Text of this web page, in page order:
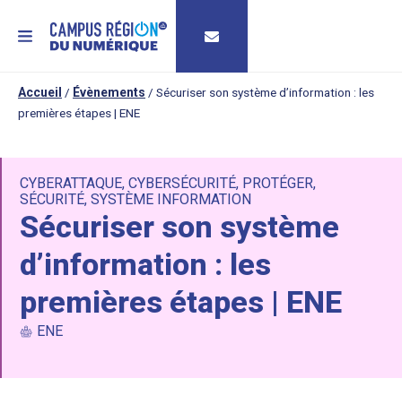
MENU
Accueil / Évènements / Sécuriser son système d’information : les
premières étapes | ENE
CYBERATTAQUE, CYBERSÉCURITÉ, PROTÉGER,
SÉCURITÉ, SYSTÈME INFORMATION
Sécuriser son système
d’information : les
premières étapes | ENE
ENE